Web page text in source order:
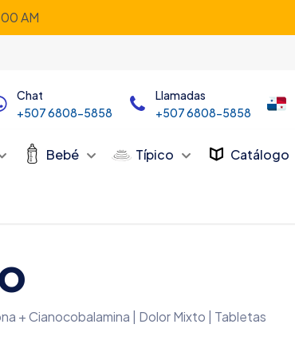
AM
Chat
+507 6808-5858
Llamadas
+507 6808-5858
Bebé Típico Catálogo
+ Cianocobalamina | Dolor Mixto | Tabletas